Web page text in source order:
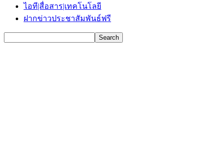
ไอที|สื่อสาร|เทคโนโลยี
ฝากข่าวประชาสัมพันธ์ฟรี